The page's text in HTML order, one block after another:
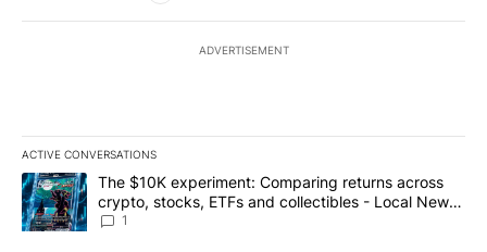
ADVERTISEMENT
ACTIVE CONVERSATIONS
The following is a list of the most commented articles in the last
A trending article titled "The $10K experiment: Comparing
The $10K experiment: Comparing returns across
crypto, stocks, ETFs and collectibles - Local News
8
1